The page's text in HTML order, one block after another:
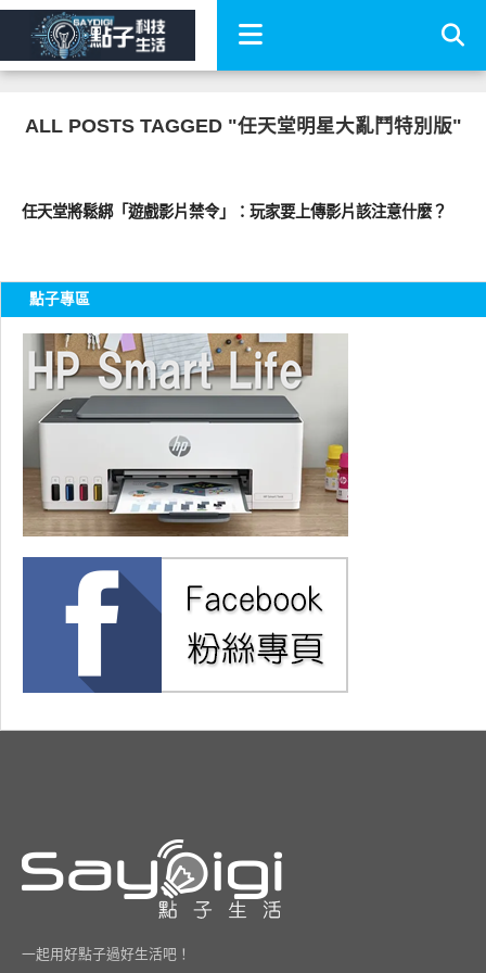
ALL POSTS TAGGED "任天堂明星大亂鬥特別版"
任天堂將鬆綁「遊戲影片禁令」：玩家要上傳影片該注意什麼？
點子專區
一起用好點子過好生活吧！